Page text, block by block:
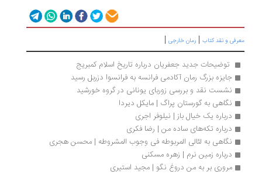
و نقد کتاب|رمان خارجی|
توضیحات جدید جعفریان درباره تاریخ اسلام کمبریج
جایزه بزرگ رمان آکادمی فرانسه به فرانسوا دزربل رسید
نشست نقد و بررسی زوربای یونانی در گروه خورشید
نگاهی به گورستان پراگ | مایکل دیردا
درباره یک خیال باز | نیلوفر اجری
درباره تکه‌های ساده‌ من | رضا فکری
نگاهی به لئالی المربوطه فی وجوب المشروطه | محسن هجری
درباره زمین نرم | زهره مسکنی
مروری بر به من دروغ نگو | مجید استیری